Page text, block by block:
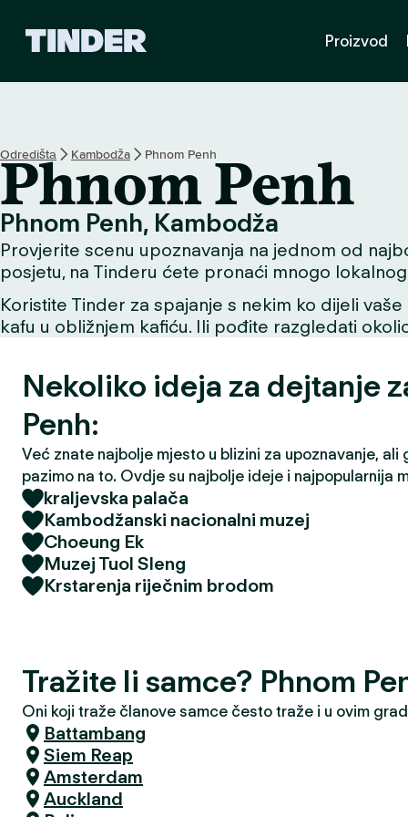
H
o
m
e
Proizvod
Odredištа Kambodža Phnom Penh
Phnom Penh
Phnom Penh, Kambodža
Provjerite scenu upoznavanja na jednom od
posjetu, na Tinderu ćete pronaći mnogo
Koristite Tinder za spajanje s nekim ko dijeli
kafu u obližnjem kafiću. Ili pođite razgledati
Nekoliko ideja za dejtanje
Penh:
Već znate najbolje mjesto u blizini za upoznavanje,
pazimo na to. Ovdje su najbolje ideje i najpopularnija
kraljevska palača
Kambodžanski nacionalni muzej
Choeung Ek
Muzej Tuol Sleng
Krstarenja riječnim brodom
Tražite li samce? Phnom
Oni koji traže članove samce često traže i u ovim
Battambang
Siem Reap
Amsterdam
Auckland